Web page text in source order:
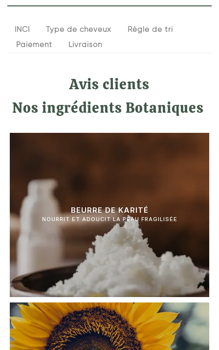
INCI Type de cheveux Règle de tri
Paiement Livraison
Avis clients
Nos ingrédients Botaniques
BEURRE DE KARITÉ